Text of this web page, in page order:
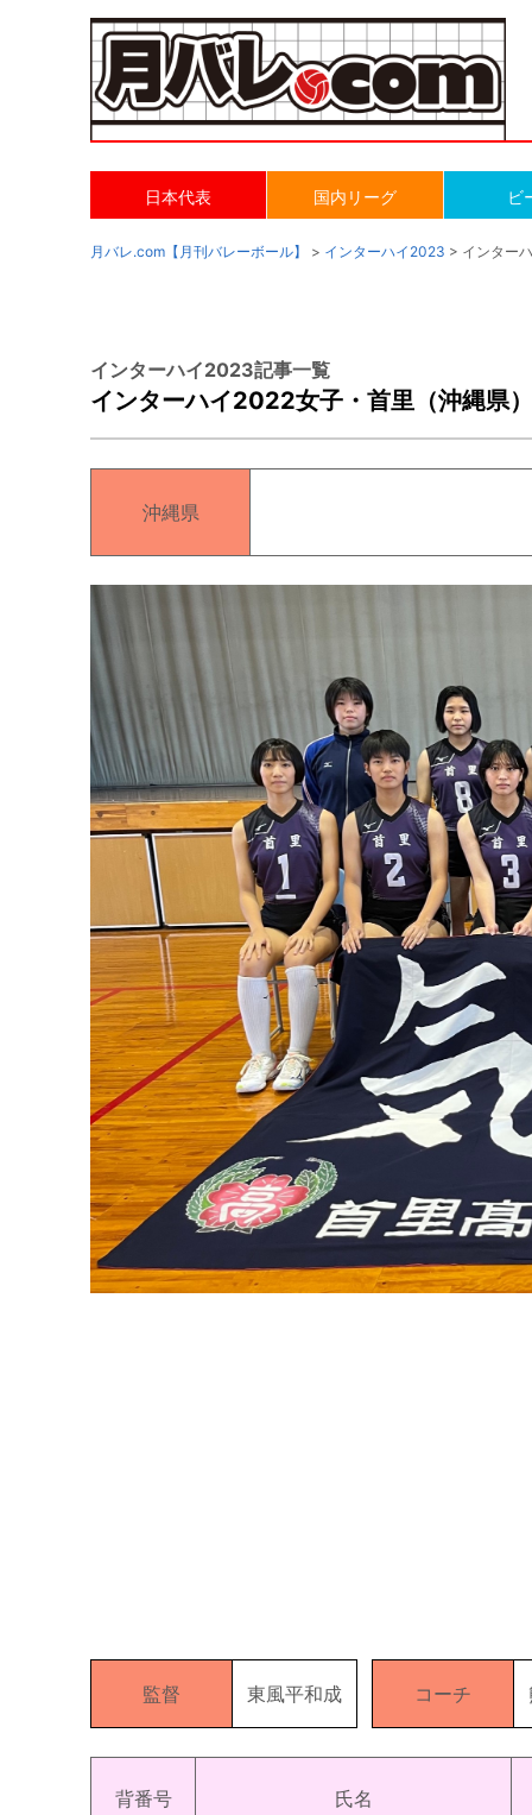
日本代表 国内リーグ ビ
月バレ.com【月刊バレーボール】 > インターハイ2023 > インター
インターハイ2023記事一覧
インターハイ2022女子・首里（沖縄県）
沖縄県
監督 東風平和成 コーチ
背番号 氏名